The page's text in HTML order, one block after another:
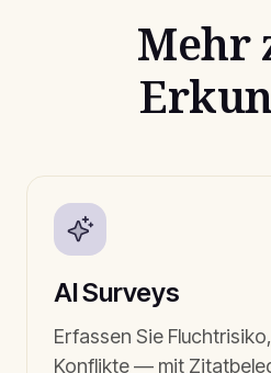
Mehr
AI Surveys
Erfassen Sie
Konflikte — mit